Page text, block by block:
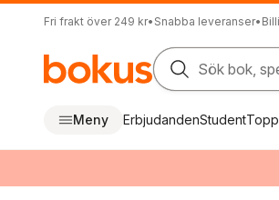
Fri frakt över 249 kr• Snabba leveranser•
Sök bok,
Meny ErbjudandenStudent